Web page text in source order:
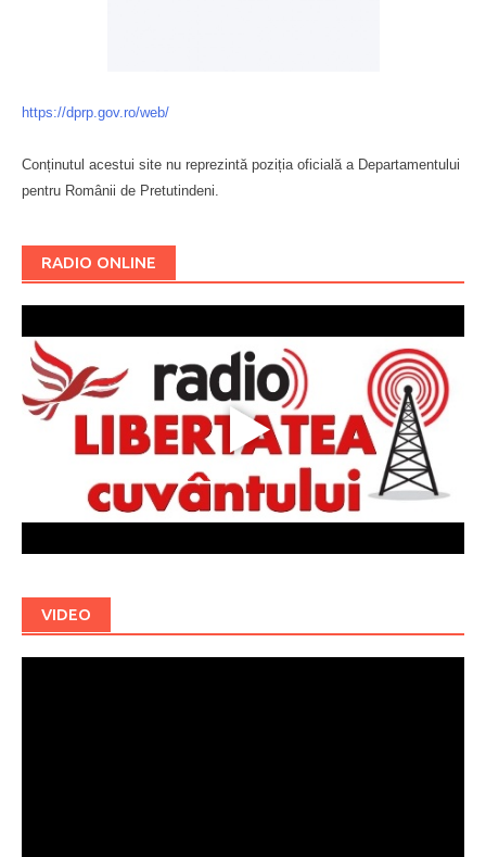
https://dprp.gov.ro/web/
Conținutul acestui site nu reprezintă poziția oficială a Departamentului
pentru Românii de Pretutindeni.
RADIO ONLINE
VIDEO